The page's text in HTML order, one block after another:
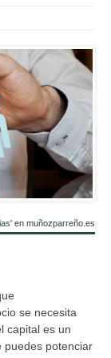
en muñozparreño.es
se necesita
capital es un
puedes potenciar